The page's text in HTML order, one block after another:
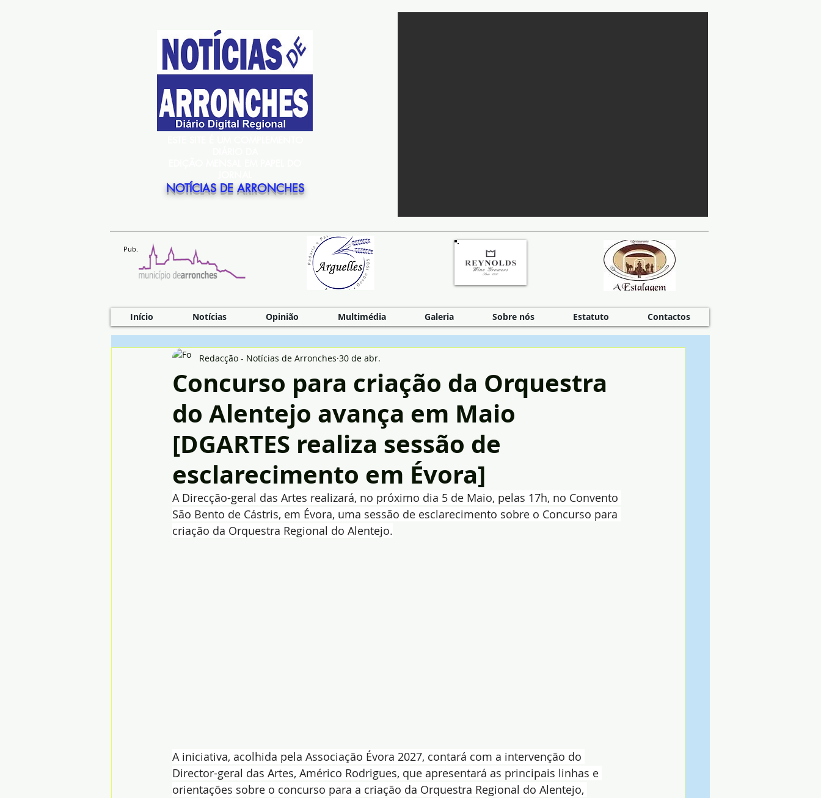
NOTÍCIAS DE ARRONCHES
Pub.
Início Notícias Opinião Multimédia Galeria Sobre nós Estatuto Contactos
Concurso para criação da Orquestra
do Alentejo avança em Maio
[DGARTES realiza sessão de
esclarecimento em Évora]
Redacção - Notícias de Arronches 30 de abr.
A Direcção-geral das Artes realizará, no próximo dia 5 de Maio, pelas 17h, no Convento
São Bento de Cástris, em Évora, uma sessão de esclarecimento sobre o Concurso para
criação da Orquestra Regional do Alentejo.
A iniciativa, acolhida pela Associação Évora 2027, contará com a intervenção do
Director-geral das Artes, Américo Rodrigues, que apresentará as principais linhas e
orientações sobre o concurso para a criação da Orquestra Regional do Alentejo,